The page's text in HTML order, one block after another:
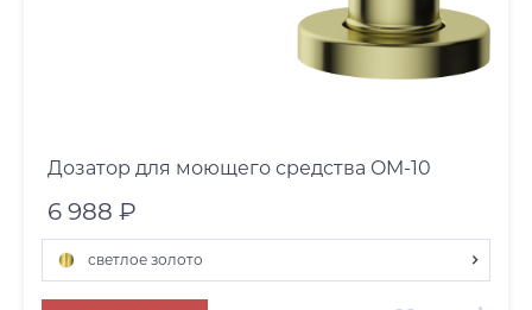
Дозатор для моющего средства OM-10
6 988 ₽
светлое золото
светлое золото